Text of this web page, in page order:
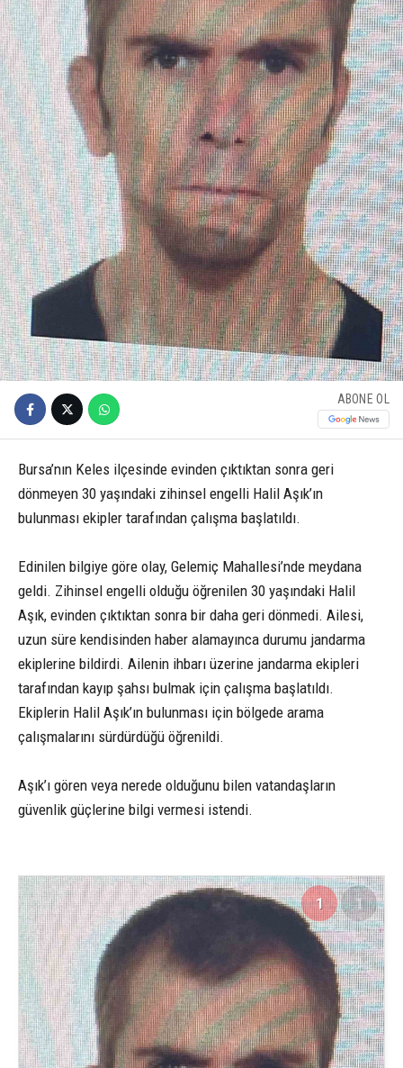
ABONE OL
Bursa’nın Keles ilçesinde evinden çıktıktan sonra geri
dönmeyen 30 yaşındaki zihinsel engelli Halil Aşık’ın
bulunması ekipler tarafından çalışma başlatıldı.
Edinilen bilgiye göre olay, Gelemiç Mahallesi’nde meydana
geldi. Zihinsel engelli olduğu öğrenilen 30 yaşındaki Halil
Aşık, evinden çıktıktan sonra bir daha geri dönmedi. Ailesi,
uzun süre kendisinden haber alamayınca durumu jandarma
ekiplerine bildirdi. Ailenin ihbarı üzerine jandarma ekipleri
tarafından kayıp şahsı bulmak için çalışma başlatıldı.
Ekiplerin Halil Aşık’ın bulunması için bölgede arama
çalışmalarını sürdürdüğü öğrenildi.
Aşık’ı gören veya nerede olduğunu bilen vatandaşların
güvenlik güçlerine bilgi vermesi istendi.
1 1